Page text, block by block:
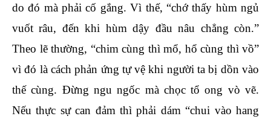
do đó mà phải cố gắng. Vì thế, “chớ thấy hùm ngủ
vuốt râu, đến khi hùm dậy đầu nâu chẳng còn.”
Theo lẽ thường, “chim cùng thì mổ, hổ cùng thì vồ”
vì đó là cách phản ứng tự vệ khi người ta bị dồn vào
thế cùng. Đừng ngu ngốc mà chọc tổ ong vò vẽ.
Nếu thực sự can đảm thì phải dám “chui vào hang